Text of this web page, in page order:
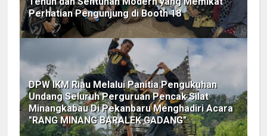
Perhatian Pengunjung di Booth 18
DPW IKM Riau Melalui Panitia Pengukuhan
Undang Seluruh Perguruan Pencak Silat
Minangkabau Di Pekanbaru Menghadiri Acara
"RANG MINANG BARALEK GADANG"